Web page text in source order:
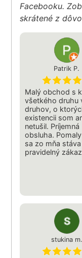
Facebooku.
skrátené z
Patrik P.
Malý obchod s
všetkého druhu
druhov, o
existencii som
netušil. Príjemná
obsluha.
sa zo mňa stáva
pravidelný
stukina m.